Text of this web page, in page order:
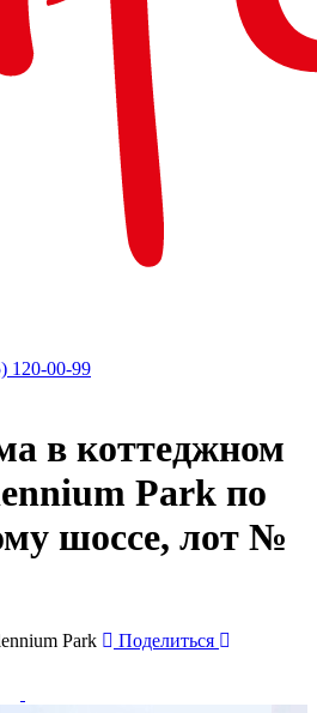
120-00-99
в коттеджном
Park по
шоссе, лот №
Park Поделиться